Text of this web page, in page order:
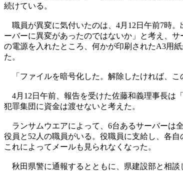
続けている。
職員が異変に気付いたのは、4月12日午前7時
ーバーに異変があったのではないか」と考え、
の電源を入れたところ、何かが印刷されたA3用
た。
「ファイルを暗号化した。解除したければ、こ
4月12日午前、報告を受けた佐藤和義理事長は
犯罪集団に資金は渡せないと考えた。
ランサムウエアによって、6台あるサーバーは
役員と52人の職員がいる。役職員に支給し、各
これによってメールも見られなくなった。
秋田県警に通報するとともに、県建設部と相談